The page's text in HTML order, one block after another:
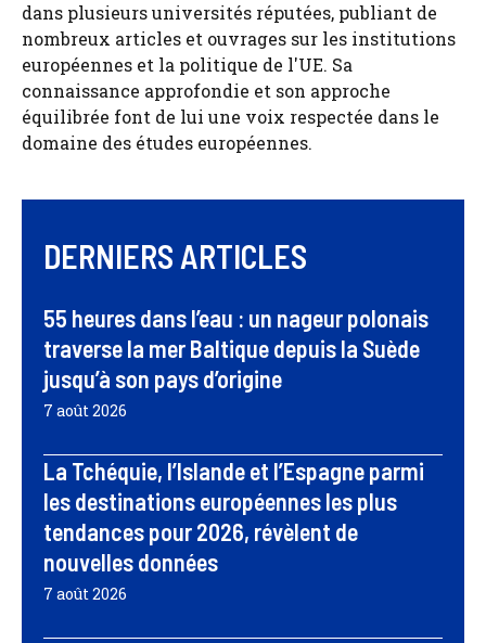
dans plusieurs universités réputées, publiant de
nombreux articles et ouvrages sur les institutions
européennes et la politique de l'UE. Sa
connaissance approfondie et son approche
équilibrée font de lui une voix respectée dans le
domaine des études européennes.
DERNIERS ARTICLES
55 heures dans l’eau : un nageur polonais
traverse la mer Baltique depuis la Suède
jusqu’à son pays d’origine
7 août 2026
La Tchéquie, l’Islande et l’Espagne parmi
les destinations européennes les plus
tendances pour 2026, révèlent de
nouvelles données
7 août 2026